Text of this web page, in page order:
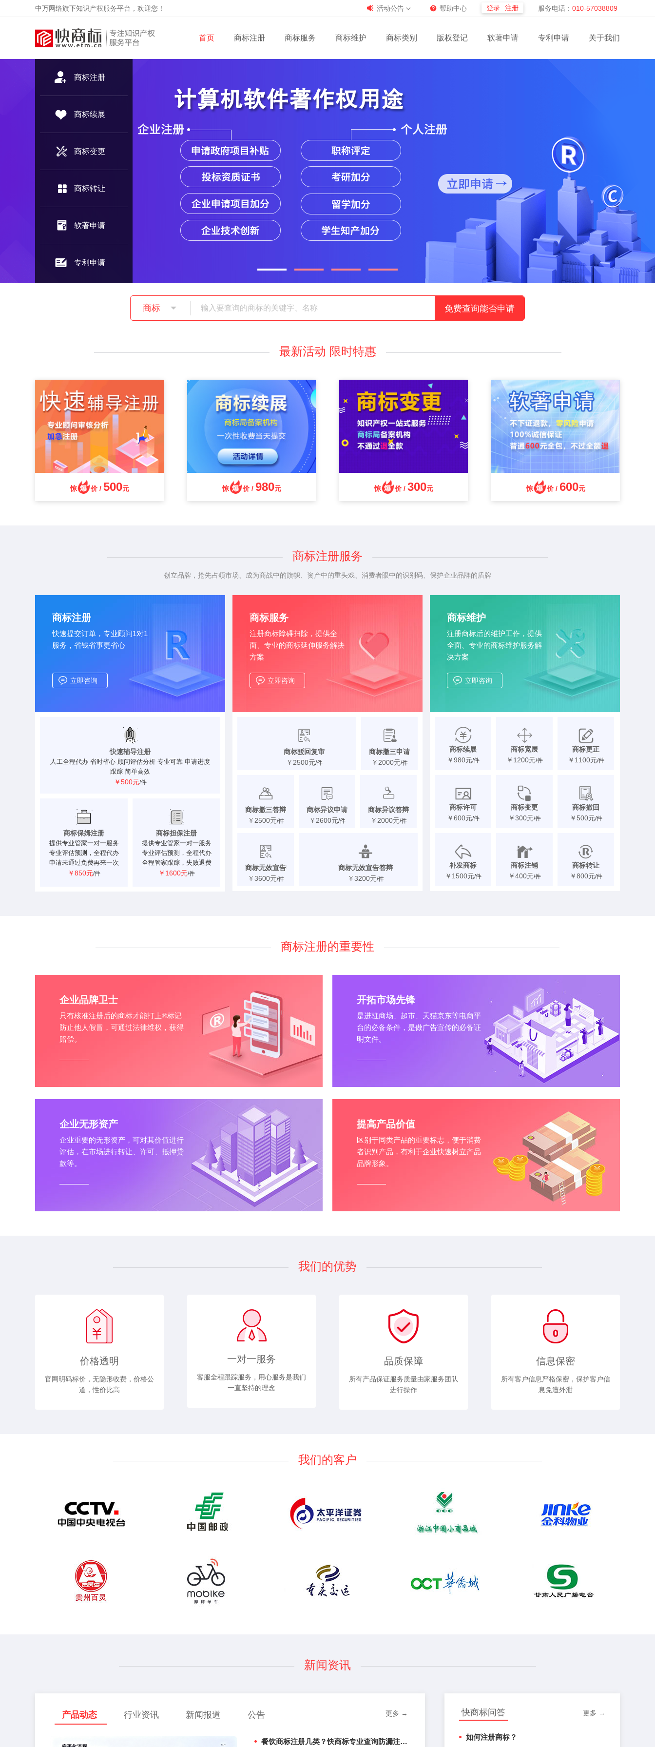
中万网络旗下知识产权服务平台，欢迎您！ 活动公告 帮助中心 登录 注册 服务电话： 010-57038809
首页 商标注册 商标服务 商标维护 商标类别 版权登记 软著申请 专利申请 关于我们
商标注册
商标续展
商标变更
商标转让
软著申请
专利申请
商标 免费查询能否申请
最新活动 限时特惠
惊 价 / 500元 惊 价 / 980元 惊 价 / 300元 惊 价 / 600元
商标注册服务
创立品牌，抢先占领市场、成为商战中的旗帜、资产中的重头戏、消费者眼中的识别码、保护企业品牌的盾牌
商标注册
快速提交订单，专业顾问1对1
服务，省钱省事更省心
立即咨询
快速辅导注册
人工全程代办 省时省心 顾问评估分析 专业可靠 申请进度
跟踪 简单高效
￥500元/件
商标保姆注册
提供专业管家一对一服务
专业评估预测，全程代办
申请未通过免费再来一次
￥850元/件
商标担保注册
提供专业管家一对一服务
专业评估预测，全程代办
全程管家跟踪，失败退费
￥1600元/件
商标服务
注册商标障碍扫除，提供全
面、专业的商标延伸服务解决
方案
立即咨询
商标驳回复审
￥2500元/件
商标撤三申请
￥2000元/件
商标撤三答辩
￥2500元/件
商标异议申请
￥2600元/件
商标异议答辩
￥2000元/件
商标无效宣告申请
￥3600元/件
商标无效宣告答辩
￥3200元/件
商标维护
注册商标后的维护工作，提供
全面、专业的商标维护服务解
决方案
立即咨询
商标续展
￥980元/件
商标宽展
￥1200元/件
商标更正
￥1100元/件
商标许可备案
￥600元/件
商标变更
￥300元/件
商标撤回
￥500元/件
补发商标注册证
￥1500元/件
商标注销
￥400元/件
商标转让
￥800元/件
商标注册的重要性
企业品牌卫士
只有核准注册后的商标才能打上®标记
防止他人假冒，可通过法律维权，获得
赔偿。
开拓市场先锋
是进驻商场、超市、天猫京东等电商平
台的必备条件，是做广告宣传的必备证
明文件。
企业无形资产
企业重要的无形资产，可对其价值进行
评估，在市场进行转让、许可、抵押贷
款等。
提高产品价值
区别于同类产品的重要标志，便于消费
者识别产品，有利于企业快速树立产品
品牌形象。
我们的优势
价格透明
官网明码标价，无隐形收费，价格公
道，性价比高
一对一服务
客服全程跟踪服务，用心服务是我们
一直坚持的理念
品质保障
所有产品保证服务质量由家服务团队
进行操作
信息保密
所有客户信息严格保密，保护客户信
息免遭外泄
我们的客户
新闻资讯
产品动态 行业资讯 新闻报道 公告 更多 →
餐饮商标注册几类？快商标专业查询防漏注风险
快商标问答 更多 →
如何注册商标？